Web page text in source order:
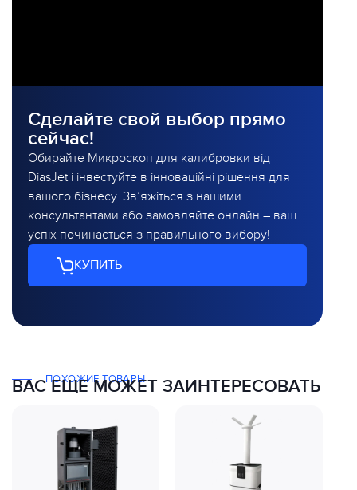
Сделайте свой выбор прямо
сейчас!
Обирайте Микроскоп для калибровки від
DiasJet і інвестуйте в інноваційні рішення для
вашого бізнесу. Зв’яжіться з нашими
консультантами або замовляйте онлайн – ваш
успіх починається з правильного вибору!
КУПИТЬ
ПОХОЖИЕ ТОВАРЫ
ВАС ЕЩЕ МОЖЕТ ЗАИНТЕРЕСОВАТЬ